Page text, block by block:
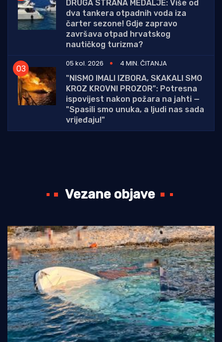
DRUGA STRANA MEDALJE: Više od
dva tankera otpadnih voda iza
čarter sezone! Gdje zapravo
završava otpad hrvatskog
nautičkog turizma?
05 kol. 2026
4 MIN. ČITANJA
"NISMO IMALI IZBORA, SKAKALI SMO
KROZ KROVNI PROZOR": Potresna
ispovijest nakon požara na jahti —
"Spasili smo unuka, a ljudi nas sada
vrijeđaju!"
Vezane objave